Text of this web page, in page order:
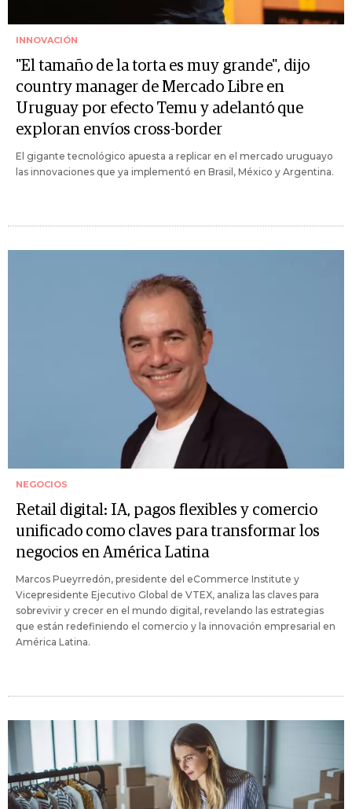
INNOVACIÓN
"El tamaño de la torta es muy grande", dijo
country manager de Mercado Libre en
Uruguay por efecto Temu y adelantó que
exploran envíos cross-border
El gigante tecnológico apuesta a replicar en el mercado uruguayo
las innovaciones que ya implementó en Brasil, México y Argentina.
NEGOCIOS
Retail digital: IA, pagos flexibles y comercio
unificado como claves para transformar los
negocios en América Latina
Marcos Pueyrredón, presidente del eCommerce Institute y
Vicepresidente Ejecutivo Global de VTEX, analiza las claves para
sobrevivir y crecer en el mundo digital, revelando las estrategias
que están redefiniendo el comercio y la innovación empresarial en
América Latina.